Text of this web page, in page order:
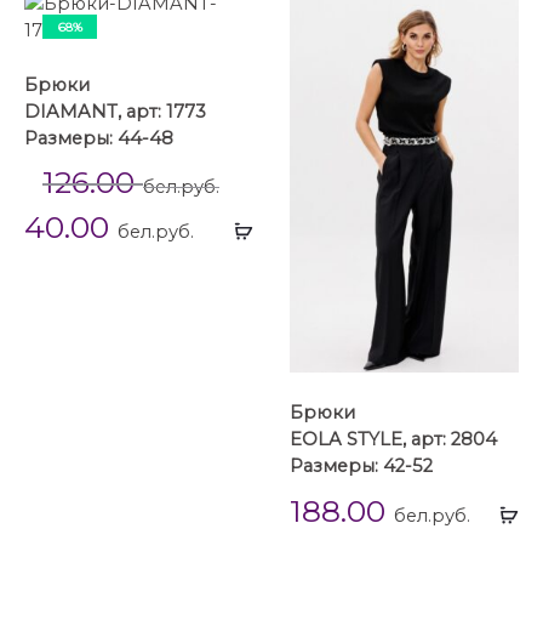
68%
Выбрать
Брюки
DIAMANT, арт: 1773
Размеры: 44-48
126.00бел.руб.
40.00 бел.руб.
Брюки
EOLA STYLE, арт: 2804
Размеры: 42-52
188.00 бел.руб.